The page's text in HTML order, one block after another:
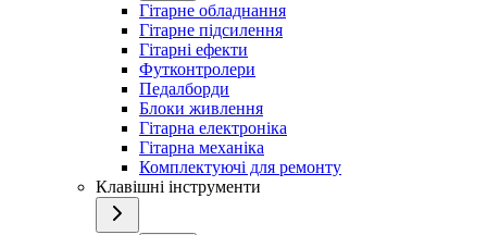
Гітарне обладнання
Гітарне підсилення
Гітарні ефекти
Футконтролери
Педалборди
Блоки живлення
Гітарна електроніка
Гітарна механіка
Комплектуючі для ремонту
Клавішні інструменти